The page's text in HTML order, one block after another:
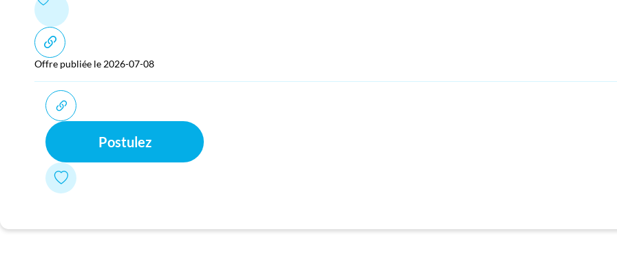
Offre publiée le 2026-07-08
Postulez